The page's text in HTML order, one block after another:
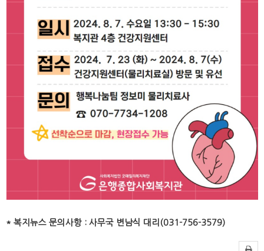
* 복지뉴스 문의사항 : 사무국 변남식 대리(031-756-3579)